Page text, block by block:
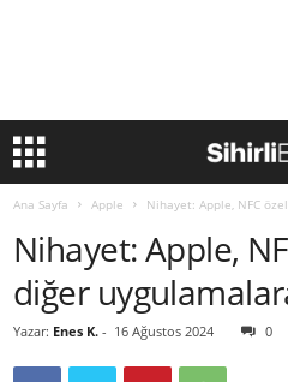
Ana Sayfa Apple Nihayet: Apple, NFC
Nihayet: Apple,
diğer
Yazar: Enes K. - 16 Ağustos 2024 0